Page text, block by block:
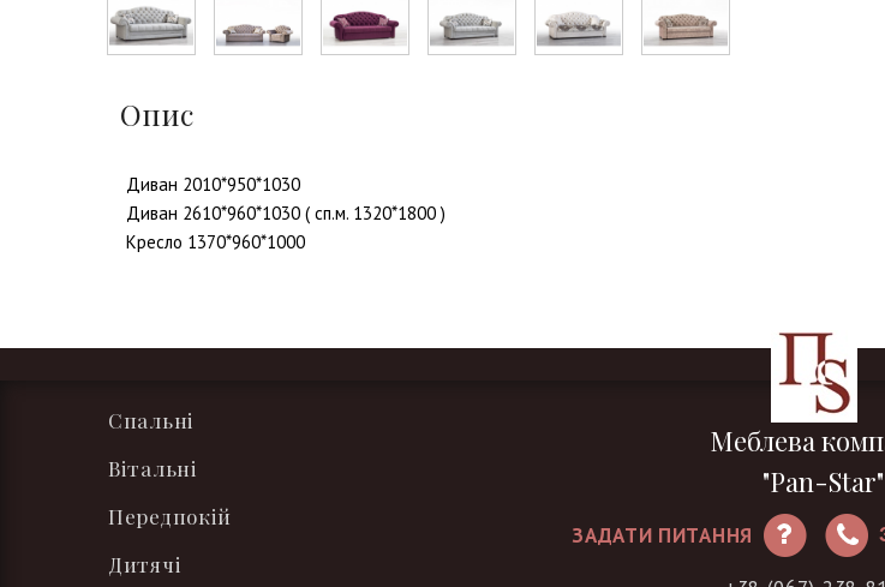
Опис
Диван 2010*950*1030
Диван 2610*960*1030 ( сп.м. 1320*1800 )
Кресло 1370*960*1000
Спальні
Вітальні
Передпокій
Дитячі
Меблева
"Pan-Star"
ЗАДАТИ ПИТАННЯ